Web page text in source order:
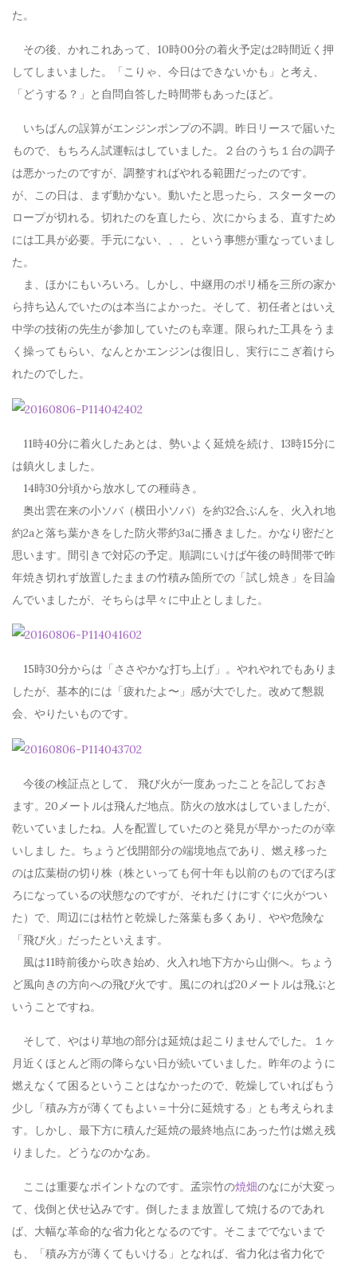
た。
その後、かれこれあって、10時00分の着火予定は2時間近く押
してしまいました。「こりゃ、今日はできないかも」と考え、
「どうする？」と自問自答した時間帯もあったほど。
いちばんの誤算がエンジンポンプの不調。昨日リースで届いた
もので、もちろん試運転はしていました。２台のうち１台の調子
は悪かったのですが、調整すればやれる範囲だったのです。
が、この日は、まず動かない。動いたと思ったら、スターターの
ロープが切れる。切れたのを直したら、次にからまる、直すため
には工具が必要。手元にない、、、という事態が重なっていまし
た。
ま、ほかにもいろいろ。しかし、中継用のポリ桶を三所の家か
ら持ち込んでいたのは本当によかった。そして、初任者とはいえ
中学の技術の先生が参加していたのも幸運。限られた工具をうま
く操ってもらい、なんとかエンジンは復旧し、実行にこぎ着けら
れたのでした。
11時40分に着火したあとは、勢いよく延焼を続け、13時15分に
は鎮火しました。
14時30分頃から放水しての種蒔き。
奥出雲在来の小ソバ（横田小ソバ）を約32合ぶんを、火入れ地
約2aと落ち葉かきをした防火帯約3aに播きました。かなり密だと
思います。間引きで対応の予定。順調にいけば午後の時間帯で昨
年焼き切れず放置したままの竹積み箇所での「試し焼き」を目論
んでいましたが、そちらは早々に中止としました。
15時30分からは「ささやかな打ち上げ」。やれやれでもありま
したが、基本的には「疲れたよ〜」感が大でした。改めて懇親
会、やりたいものです。
今後の検証点として、 飛び火が一度あったことを記しておき
ます。20メートルは飛んだ地点。防火の放水はしていましたが、
乾いていましたね。人を配置していたのと発見が早かったのが幸
いしまし た。ちょうど伐開部分の端境地点であり、燃え移った
のは広葉樹の切り株（株といっても何十年も以前のものでぼろぼ
ろになっているの状態なのですが、それだ けにすぐに火がつい
た）で、周辺には枯竹と乾燥した落葉も多くあり、やや危険な
「飛び火」だったといえます。
風は11時前後から吹き始め、火入れ地下方から山側へ。ちょう
ど風向きの方向への飛び火です。風にのれば20メートルは飛ぶと
いうことですね。
そして、やはり草地の部分は延焼は起こりませんでした。１ヶ
月近くほとんど雨の降らない日が続いていました。昨年のように
燃えなくて困るということはなかったので、乾燥していればもう
少し「積み方が薄くてもよい＝十分に延焼する」とも考えられま
す。しかし、最下方に積んだ延焼の最終地点にあった竹は燃え残
りました。どうなのかなあ。
ここは重要なポイントなのです。孟宗竹の焼畑のなにが大変っ
て、伐倒と伏せ込みです。倒したまま放置して焼けるのであれ
ば、大幅な革命的な省力化となるのです。そこまででないまで
も、「積み方が薄くてもいける」となれば、省力化は省力化で